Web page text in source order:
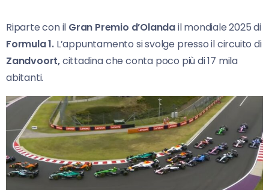
Riparte con il Gran Premio d’Olandail mondiale 2025 di
Formula 1. L’appuntamento si svolge presso il circuito di
Zandvoort,cittadina che conta poco più di 17 mila
abitanti.